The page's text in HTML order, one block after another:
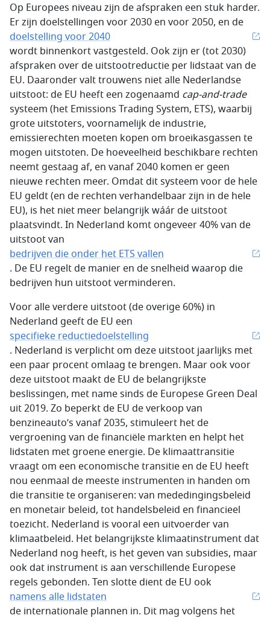
Op Europees niveau zijn de afspraken een stuk harder.
Er zijn doelstellingen voor 2030 en voor 2050, en de
doelstelling voor 2040
wordt binnenkort vastgesteld. Ook zijn er (tot 2030)
afspraken over de uitstootreductie per lidstaat van de
EU. Daaronder valt trouwens niet alle Nederlandse
uitstoot: de EU heeft een zogenaamd cap-and-trade
systeem (het Emissions Trading System, ETS), waarbij
grote uitstoters, voornamelijk de industrie,
emissierechten moeten kopen om broeikasgassen te
mogen uitstoten. De hoeveelheid beschikbare rechten
neemt gestaag af, en vanaf 2040 komen er geen
nieuwe rechten meer. Omdat dit systeem voor de hele
EU geldt (en de rechten verhandelbaar zijn in de hele
EU), is het niet meer belangrijk wáár de uitstoot
plaatsvindt. In Nederland komt ongeveer 40% van de
uitstoot van
bedrijven die onder het ETS vallen
. De EU regelt de manier en de snelheid waarop die
bedrijven hun uitstoot verminderen.
Voor alle verdere uitstoot (de overige 60%) in
Nederland geeft de EU een
specifieke reductiedoelstelling
. Nederland is verplicht om deze uitstoot jaarlijks met
een paar procent omlaag te brengen. Maar ook voor
deze uitstoot maakt de EU de belangrijkste
beslissingen, met name sinds de Europese Green Deal
uit 2019. Zo beperkt de EU de verkoop van
benzineauto’s vanaf 2035, stimuleert het de
vergroening van de financiële markten en helpt het
lidstaten met groene energie. De klimaattransitie
vraagt om een economische transitie en de EU heeft
nou eenmaal de meeste instrumenten in handen om
die transitie te organiseren: van mededingingsbeleid
en monetair beleid, tot handelsbeleid en financieel
toezicht. Nederland is vooral een uitvoerder van
klimaatbeleid. Het belangrijkste klimaatinstrument dat
Nederland nog heeft, is het geven van subsidies, maar
ook dat instrument is aan verschillende Europese
regels gebonden. Ten slotte dient de EU ook
namens alle lidstaten
de internationale plannen in. Dit mag volgens het